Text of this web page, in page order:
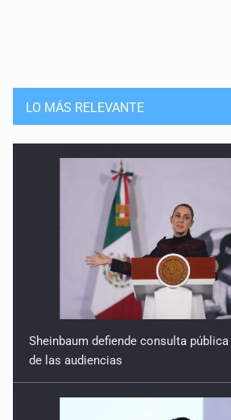
LO MÁS RELEVANTE
Sheinbaum defiende consulta
de las audiencias